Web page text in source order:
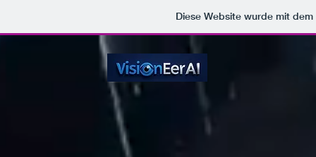
Diese Website wurde mit